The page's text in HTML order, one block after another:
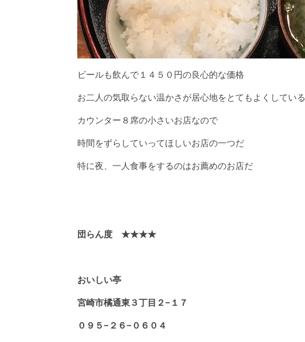
ビールも飲んで１４５０円の良心的な価格
お二人の気取らない温かさが居心地をとてもよくしている
カウンター８席の小さいお店なので
時間をずらしていってほしいお店の一つだ
特に夜、一人食事をするのはお薦めのお店だ
団らん度 ★★★★
おいしい亭
宮崎市橘通東３丁目２−１７
０９５−２６−０６０４